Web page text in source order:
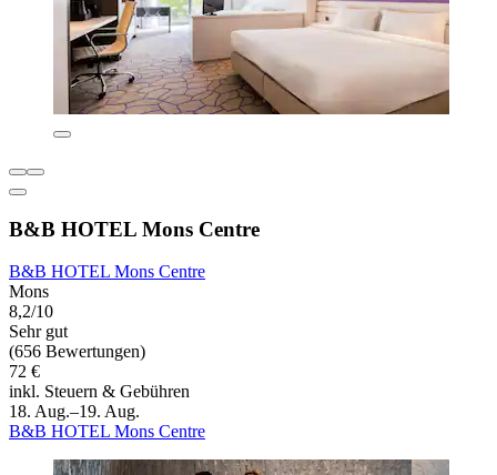
B&B HOTEL Mons Centre
B&B HOTEL Mons Centre
Mons
8,2/10
Sehr gut
(656 Bewertungen)
72 €
inkl. Steuern & Gebühren
18. Aug.–19. Aug.
B&B HOTEL Mons Centre